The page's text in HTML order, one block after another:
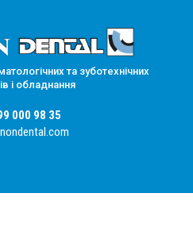
та зуботехнічних
і обладнання
000 98 35